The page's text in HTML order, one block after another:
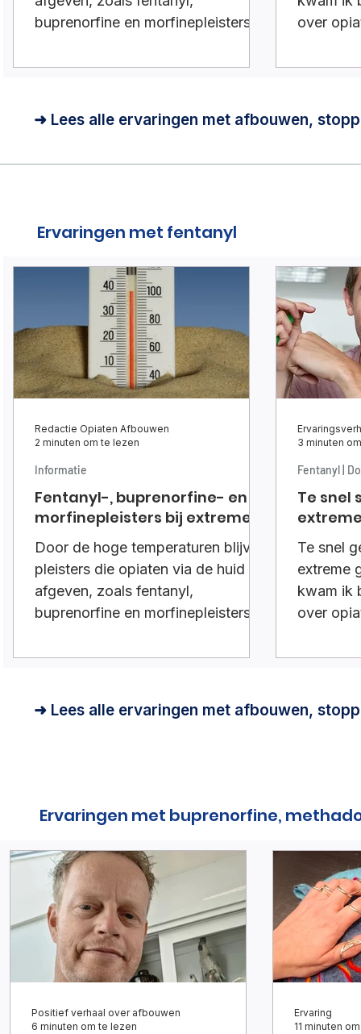
buprenorfine en morfinepleisters
gewoon van de huid af.Wat kun je
over
wat
➜ Lees alle ervaringen met afbouwen,
Ervaringen met fentanyl
Fentanyl-, buprenorfine- en
morfinepleisters bij extreme
hitte
Door de hoge temperaturen blijven
pleisters die opiaten via de huid
afgeven, zoals fentanyl,
buprenorfine en morfinepleisters
gewoon van de huid af.Wat kun je
Informatie
Redactie Opiaten Afbouwen
2 minuten om te lezen
Te snel
Te snel
extreme
kwam ik
over
wat
Fentanyl |
3 minuten
➜ Lees alle ervaringen met afbouwen,
Ervaringen met buprenorfine,
Positief verhaal over afbouwen
6 minuten om te lezen
Ervaring
11 minuten